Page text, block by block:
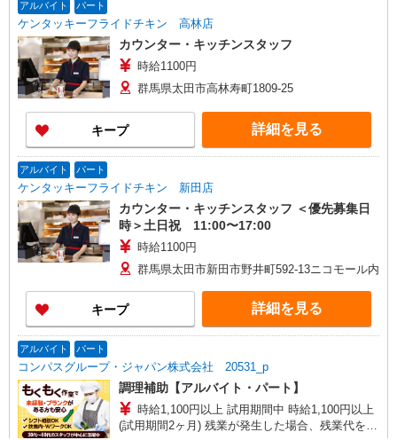
アルバイト パート
ケンタッキーフライドチキン 高林店
カウンター・キッチンスタッフ
時給1100円
群馬県太田市高林寿町1809-25
キープ 詳細を見る
アルバイト パート
ケンタッキーフライドチキン 新田店
カウンター・キッチンスタッフ ＜優先募集日
時＞土日祝 11:00〜17:00
時給1100円
群馬県太田市新田市野井町592-13ニコモール内
キープ 詳細を見る
アルバイト パート
コンパスグループ・ジャパン株式会社 20531_p
調理補助【アルバイト・パート】
時給1,100円以上 試用期間中 時給1,100円以上
(試用期間2ヶ月) 残業が発生した場合、残業代を1